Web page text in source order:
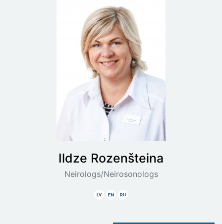
Ildze Rozenšteina
Neirologs/Neirosonologs
Latviski
AngliskiKrieviski